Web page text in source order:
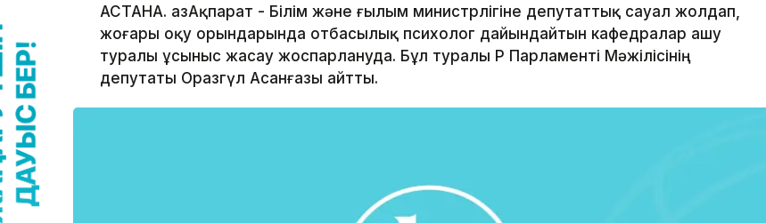
АСТАНА. ҚазАқпарат - Білім және ғылым министрлігіне депутаттық сауал жолдап,
жоғары оқу орындарында отбасылық психолог дайындайтын кафедралар ашу
туралы ұсыныс жасау жоспарлануда. Бұл туралы ҚР Парламенті Мәжілісінің
депутаты Оразгүл Асанғазы айтты.